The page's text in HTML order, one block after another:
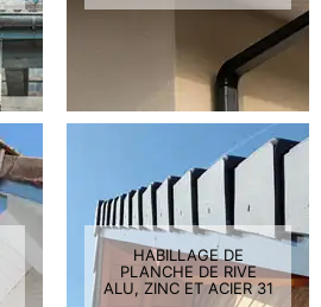
HABILLAGE DE
PLANCHE DE RIVE
ALU, ZINC ET ACIER 31